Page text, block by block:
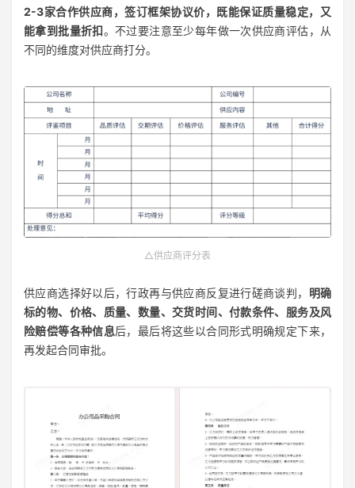
2-3家合作供应商，签订框架协议价，既能保证质量稳定，又
能拿到批量折扣。不过要注意至少每年做一次供应商评估，从
不同的维度对供应商打分。
△供应商评分表
供应商选择好以后，行政再与供应商反复进行磋商谈判， 明确
标的物、价格、质量、数量、交货时间、付款条件、服务及风
险赔偿等各种信息后，最后将这些以合同形式明确规定下来，
再发起合同审批。